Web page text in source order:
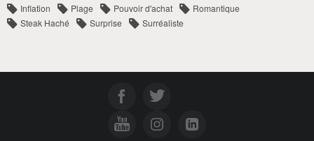
Inflation
Plage Pouvoir d'achat
Romantique
Steak Haché
Surprise Surréaliste